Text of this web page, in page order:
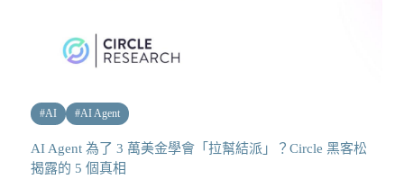
#AI #AI Agent
AI Agent 為了 3 萬美金學會「拉幫結派」？Circle 黑客松
揭露的 5 個真相